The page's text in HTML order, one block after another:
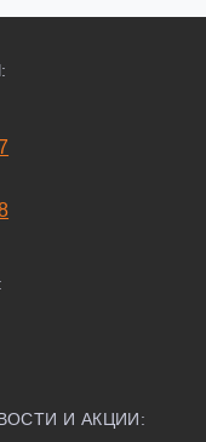
И АКЦИИ: